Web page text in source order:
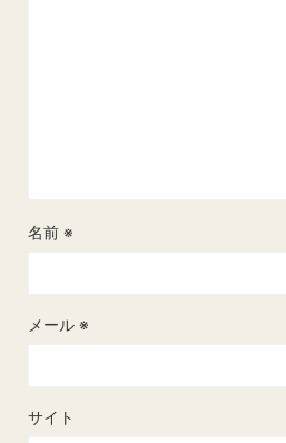
名前 ※
メール ※
サイト